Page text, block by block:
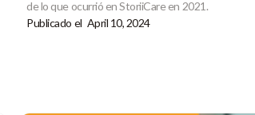
de lo que ocurrió en StoriiCare en 2021.
Publicado el April 10, 2024